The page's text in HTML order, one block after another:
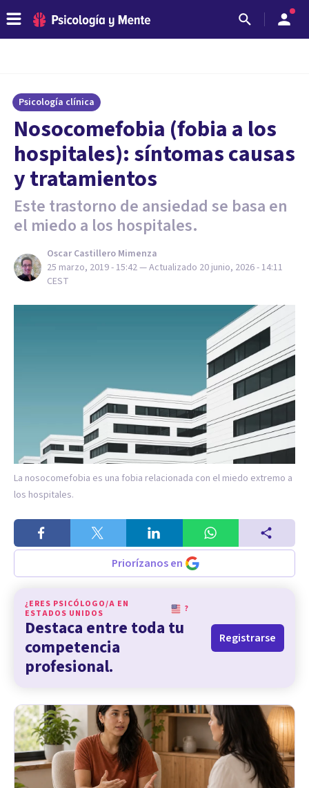
Psicología clínica
Nosocomefobia (fobia a los
hospitales): síntomas causas
y tratamientos
Este trastorno de ansiedad se basa en
el miedo a los hospitales.
Oscar Castillero Mimenza
25 marzo, 2019 - 15:42— Actualizado 20 junio, 2026 - 14:11
CEST
La nosocomefobia es una fobia relacionada con el miedo extremo a
los hospitales.
Priorízanos en
¿ERES PSICÓLOGO/A EN
ESTADOS UNIDOS
?
Destaca entre toda tu
competencia
profesional.
Registrarse